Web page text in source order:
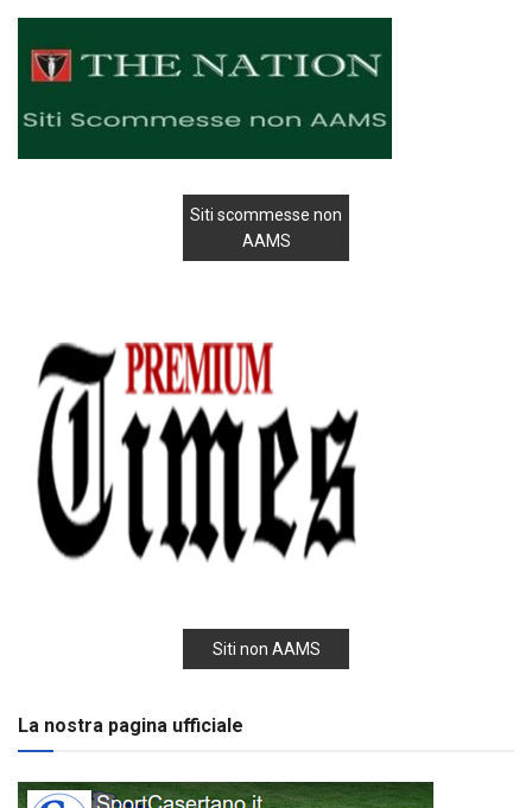
Siti scommesse non
AAMS
Siti non AAMS
La nostra pagina ufficiale